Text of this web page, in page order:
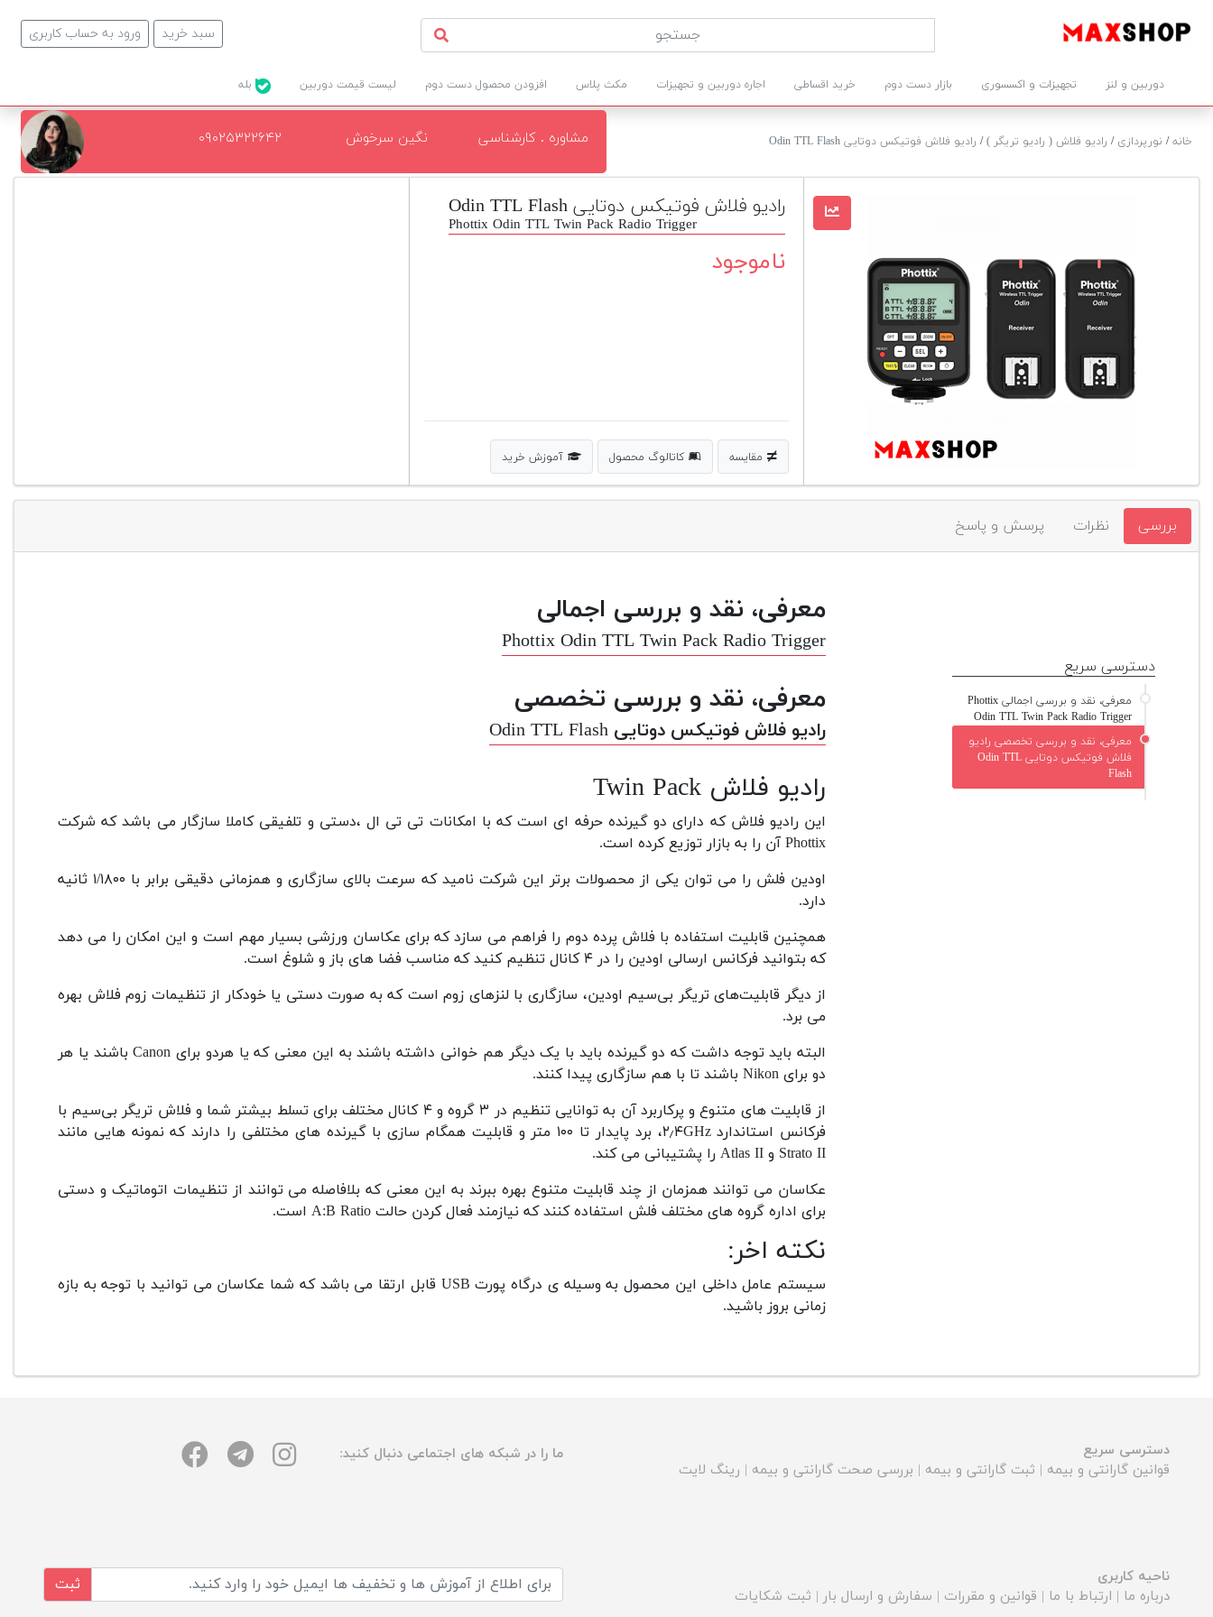
ورود به حساب کاربری سبد خرید
دوربین و لنز تجهیزات و اکسسوری بازار دست دوم خرید اقساطی اجاره دوربین و تجهیزات مکث پلاس افزودن محصول دست دوم لیست قیمت دوربین
خانه/ نورپردازی / رادیو فلاش ( رادیو تریگر )/ رادیو فلاش فوتیکس دوتایی Odin TTL Flash مشاوره . کارشناسی نگین سرخوش ۰۹۰۲۵۳۲۲۶۴۲
رادیو فلاش فوتیکس دوتایی Odin TTL Flash
Phottix Odin TTL Twin Pack Radio Trigger
ناموجود
مقایسه کاتالوگ محصول آموزش خرید
بررسی نظرات پرسش و پاسخ
معرفی، نقد و بررسی اجمالی
Phottix Odin TTL Twin Pack Radio Trigger
معرفی، نقد و بررسی تخصصی
رادیو فلاش فوتیکس دوتایی Odin TTL Flash
رادیو فلاش Twin Pack
این رادیو فلاش که دارای دو گیرنده حرفه ای است که با امکانات تی تی ال ،دستی و تلفیقی کاملا سازگار می باشد که شرکت
Phottix آن را به بازار توزیع کرده است.
اودین فلش را می توان یکی از محصولات برتر این شرکت نامید که سرعت بالای سازگاری و همزمانی دقیقی برابر با ۱/۱۸۰۰ ثانیه
دارد.
همچنین قابلیت استفاده با فلاش پرده دوم را فراهم می سازد که برای عکاسان ورزشی بسیار مهم است و این امکان را می دهد
که بتوانید فرکانس ارسالی اودین را در ۴ کانال تنظیم کنید که مناسب فضا های باز و شلوغ است.
از دیگر قابلیت‌های تریگر بی‌سیم اودین، سازگاری با لنز‌های زوم است که به صورت دستی یا خودکار از تنظیمات زوم فلاش بهره
می برد.
البته باید توجه داشت که دو گیرنده باید با یک دیگر هم خوانی داشته باشند به این معنی که یا هردو برای Canon باشند یا هر
دو برای Nikon باشند تا با هم سازگاری پیدا کنند.
از قابلیت های متنوع و پرکاربرد آن به توانایی تنظیم در ۳ گروه و ۴ کانال مختلف برای تسلط بیشتر شما و فلاش تریگر بی‌سیم با
فرکانس استاندارد ۲٫۴GHz، برد پایدار تا ۱۰۰ متر و قابلیت همگام سازی با گیرنده های مختلفی را دارند که نمونه هایی مانند
Strato II و Atlas II را پشتیبانی می کند.
عکاسان می توانند همزمان از چند قابلیت متنوع بهره ببرند به این معنی که بلافاصله می توانند از تنظیمات اتوماتیک و دستی
برای اداره گروه های مختلف فلش استفاده کنند که نیازمند فعال کردن حالت A:B Ratio است.
نکته اخر:
سیستم عامل داخلی این محصول به وسیله ی درگاه پورت USB قابل ارتقا می باشد که شما عکاسان می توانید با توجه به بازه
زمانی بروز باشید.
دسترسی سریع
معرفی، نقد و بررسی اجمالی Phottix
Odin TTL Twin Pack Radio Trigger
معرفی، نقد و بررسی تخصصی رادیو
فلاش فوتیکس دوتایی Odin TTL
Flash
دسترسی سریع
قوانین گارانتی و بیمه | ثبت گارانتی و بیمه | بررسی صحت گارانتی و بیمه | رینگ لایت
ما را در شبکه های اجتماعی دنبال کنید:
ناحیه کاربری
درباره ما | ارتباط با ما | قوانین و مقررات | سفارش و ارسال بار | ثبت شکایات
ثبت